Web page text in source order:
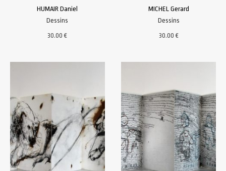
HUMAIR Daniel
Dessins
30.00€
MICHEL Gerard
Dessins
30.00€